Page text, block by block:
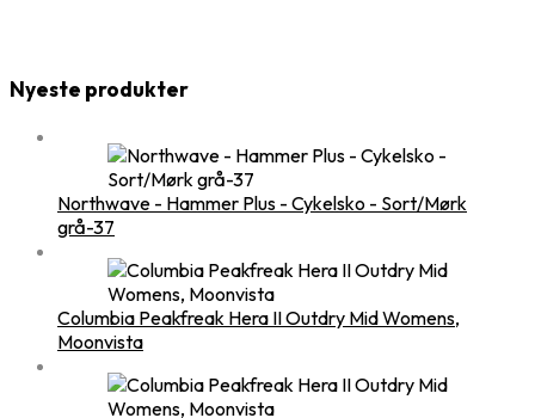
Nyeste produkter
Northwave - Hammer Plus - Cykelsko - Sort/Mørk
grå-37
Columbia Peakfreak Hera II Outdry Mid Womens,
Moonvista